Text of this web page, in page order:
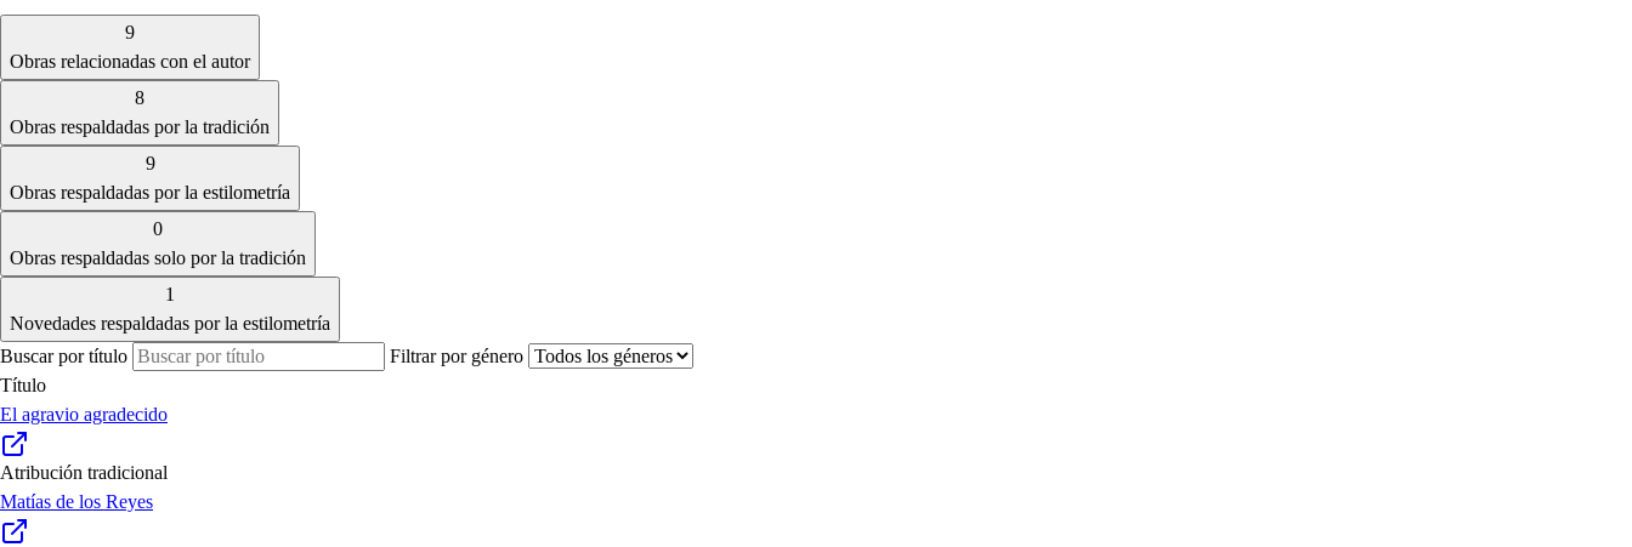
9
Obras relacionadas con el autor
8
Obras respaldadas por la tradición
9
Obras respaldadas por la estilometría
0
Obras respaldadas solo por la tradición
1
Novedades respaldadas por la estilometría
Buscar por título
Filtrar por género
Título
El agravio agradecido
Atribución tradicional
Matías de los Reyes